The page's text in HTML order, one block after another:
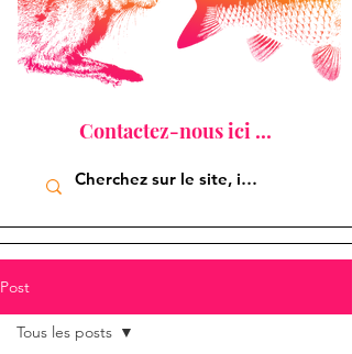
Contactez-nous ici ...
Post
Tous les posts